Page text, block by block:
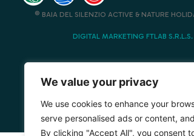
We value your privacy
We use cookies to enhance your
serve personalised ads or content,
By clicking "Accept All", you consent
© BAIA DEL SILENZIO ACTIVE & NATURE
DIGITAL MARKETING FTLAB S.R.L.S.